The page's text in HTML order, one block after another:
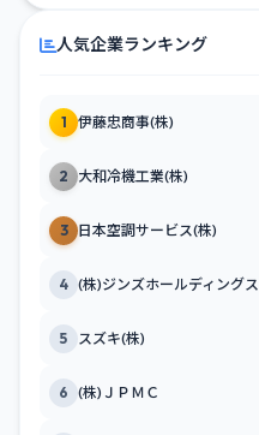
人気企業ランキング
1 伊藤忠商事(株)
2 大和冷機工業(株)
3 日本空調サービス(株)
4 (株)ジンズホールディングス
5 スズキ(株)
6 (株)ＪＰＭＣ